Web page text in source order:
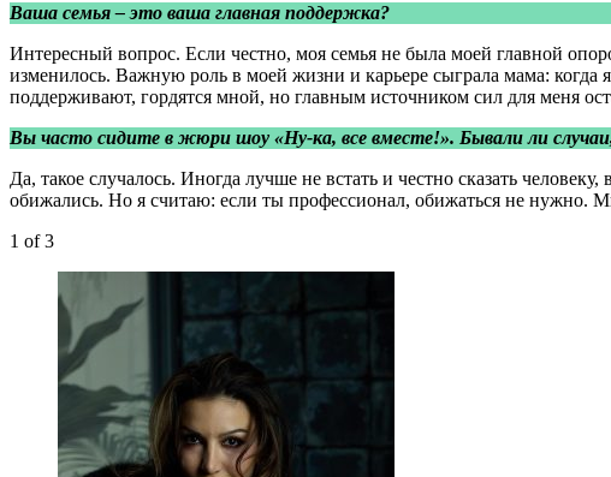
Ваша семья – это ваша главная поддержка?
Интересный вопрос. Если честно, моя семья не была моей главной
изменилось. Важную роль в моей жизни и карьере сыграла мама: когда
поддерживают, гордятся мной, но главным источником сил для меня
Вы часто сидите в жюри шоу «Ну-ка, все вместе!». Бывали ли
Да, такое случалось. Иногда лучше не встать и честно сказать
обижались. Но я считаю: если ты профессионал, обижаться не нужно.
1 of 3